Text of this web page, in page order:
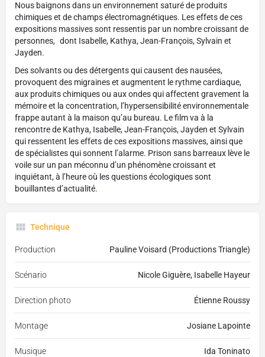
Nous baignons dans un environnement saturé de produits
chimiques et de champs électromagnétiques. Les effets de ces
expositions massives sont ressentis par un nombre croissant de
personnes, dont Isabelle, Kathya, Jean-François, Sylvain et
Jayden.
Des solvants ou des détergents qui causent des nausées,
provoquent des migraines et augmentent le rythme cardiaque,
aux produits chimiques ou aux ondes qui affectent gravement la
mémoire et la concentration, l’hypersensibilité environnementale
frappe autant à la maison qu’au bureau. Le film va à la
rencontre de Kathya, Isabelle, Jean-François, Jayden et Sylvain
qui ressentent les effets de ces expositions massives, ainsi que
de spécialistes qui sonnent l’alarme. Prison sans barreaux lève le
voile sur un pan méconnu d’un phénomène croissant et
inquiétant, à l’heure où les questions écologiques sont
bouillantes d’actualité.
Technique
Production Pauline Voisard (Productions Triangle)
Scénario Nicole Giguère, Isabelle Hayeur
Direction photo Étienne Roussy
Montage Josiane Lapointe
Musique Ida Toninato